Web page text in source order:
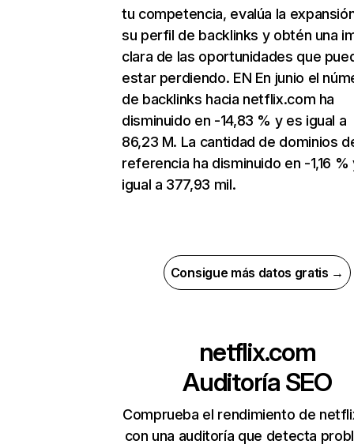
tu competencia, evalúa la
su perfil de backlinks y obtén una
clara de las oportunidades que
estar perdiendo. EN En junio el
de backlinks hacia netflix.com ha
disminuido en -14,83 % y es igual a
86,23 M. La cantidad de dominios
referencia ha disminuido en -1,16 %
igual a 377,93 mil.
Consigue más datos gratis →
netflix.com
Auditoría SEO
Comprueba el rendimiento de
con una auditoría que detecta